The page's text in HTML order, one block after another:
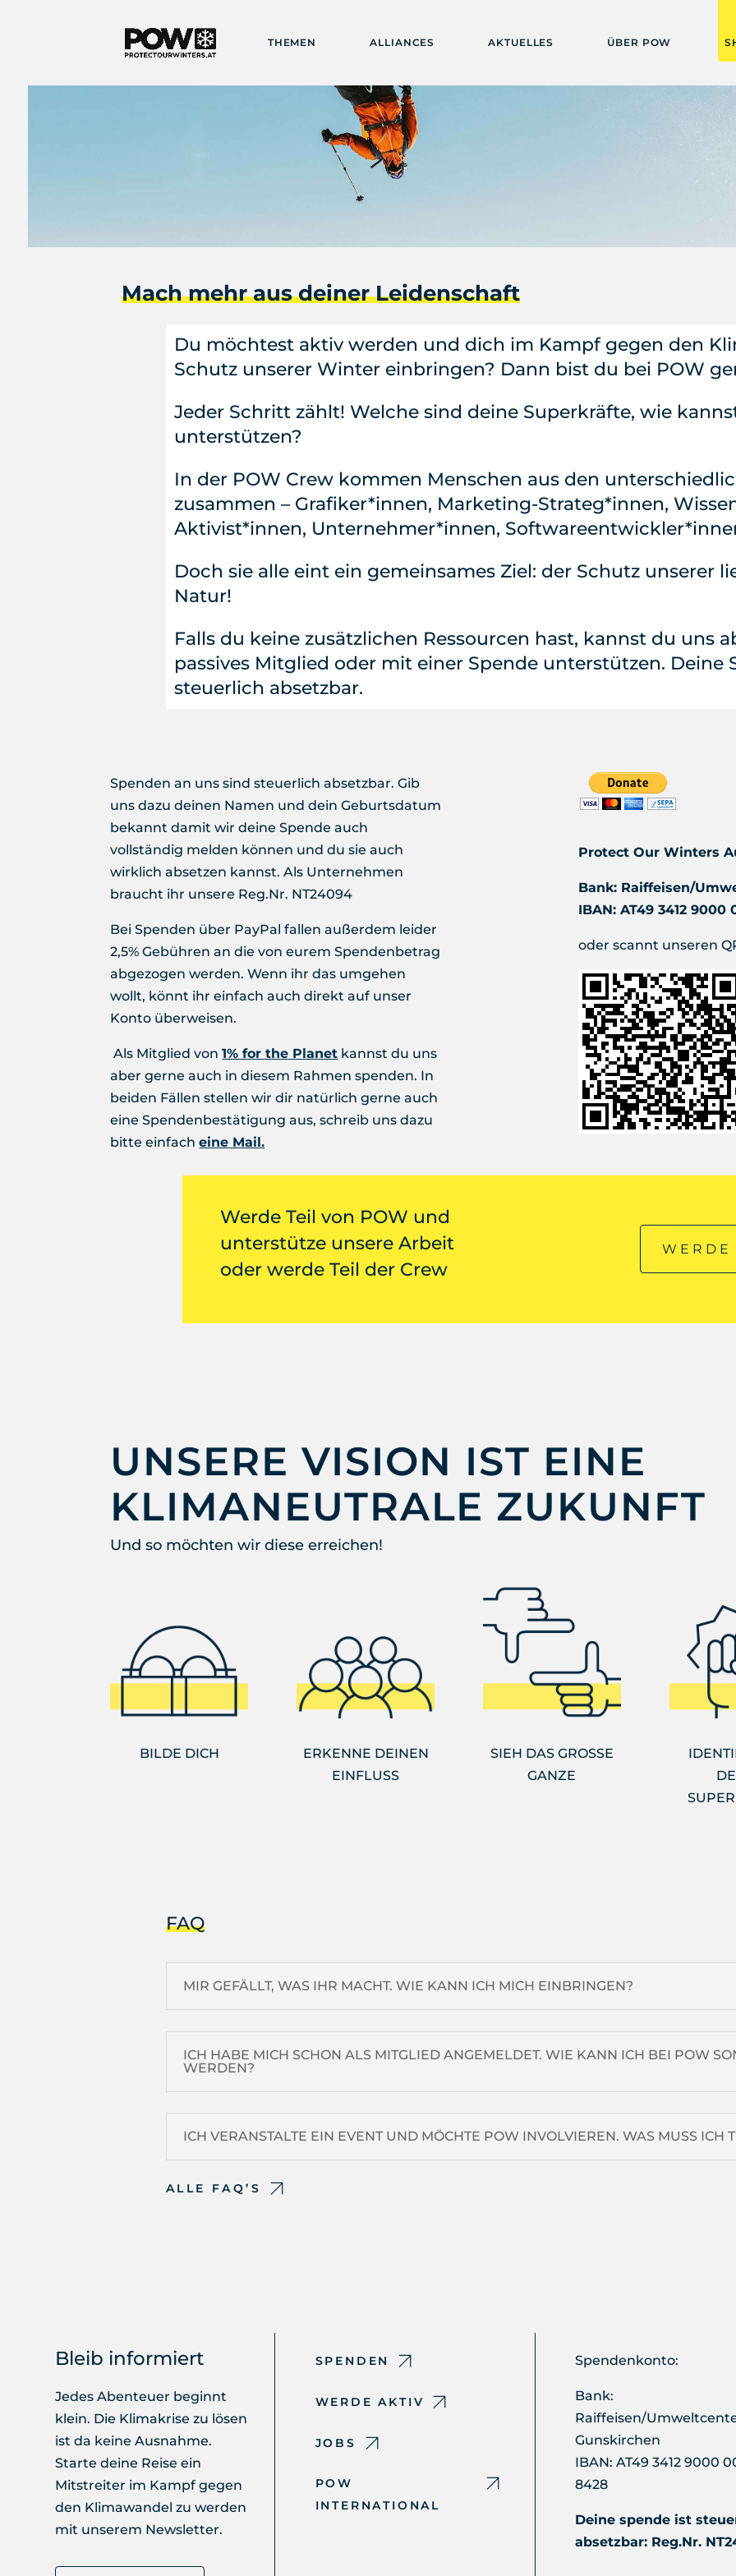
THEMEN ALLIANCES AKTUELLES ÜBER POW
Mach mehr aus deiner Leidenschaft
Du möchtest aktiv werden und dich im Kampf gegen den
Schutz unserer Winter einbringen? Dann bist du bei POW
Jeder Schritt zählt! Welche sind deine Superkräfte, wie
unterstützen?
In der POW Crew kommen Menschen aus den
zusammen – Grafiker*innen, Marketing-Strateg*innen,
Aktivist*innen, Unternehmer*innen,
Doch sie alle eint ein gemeinsames Ziel: der Schutz unserer
Natur!
Falls du keine zusätzlichen Ressourcen hast, kannst du uns
passives Mitglied oder mit einer Spende unterstützen. Deine
steuerlich absetzbar.
Spenden an uns sind steuerlich absetzbar. Gib
uns dazu deinen Namen und dein Geburtsdatum
bekannt damit wir deine Spende auch
vollständig melden können und du sie auch
wirklich absetzen kannst. Als Unternehmen
braucht ihr unsere Reg.Nr. NT24094
Bei Spenden über PayPal fallen außerdem leider
2,5% Gebühren an die von eurem Spendenbetrag
abgezogen werden. Wenn ihr das umgehen
wollt, könnt ihr einfach auch direkt auf unser
Konto überweisen.
Als Mitglied von 1% for the Planet kannst du uns
aber gerne auch in diesem Rahmen spenden. In
beiden Fällen stellen wir dir natürlich gerne auch
eine Spendenbestätigung aus, schreib uns dazu
bitte einfacheine Mail.
Protect Our Winters
Bank: Raiffeisen/
IBAN: AT49 3412 9000
oder scannt unseren
Werde Teil von POW und
unterstütze unsere Arbeit
oder werde Teil der Crew
UNSERE VISION IST EINE
KLIMANEUTRALE ZUKUNFT
Und so möchten wir diese erreichen!
BILDE DICH
ERKENNE DEINEN
EINFLUSS
SIEH DAS GROSSE
GANZE
FAQ
MIR GEFÄLLT, WAS IHR MACHT. WIE KANN ICH MICH EINBRINGEN?
ICH HABE MICH SCHON ALS MITGLIED ANGEMELDET. WIE KANN ICH BEI POW
WERDEN?
ICH VERANSTALTE EIN EVENT UND MÖCHTE POW INVOLVIEREN. WAS MUSS ICH
ALLE FAQ’S
Bleib informiert
Jedes Abenteuer beginnt
klein. Die Klimakrise zu lösen
ist da keine Ausnahme.
Starte deine Reise ein
Mitstreiter im Kampf gegen
den Klimawandel zu werden
mit unserem Newsletter.
SPENDEN
WERDE AKTIV
JOBS
POW
INTERNATIONAL
Spendenkonto:
Bank:
Raiffeisen/
Gunskirchen
IBAN: AT49 3412 9000
8428
Deine spende ist
absetzbar: Reg.Nr.